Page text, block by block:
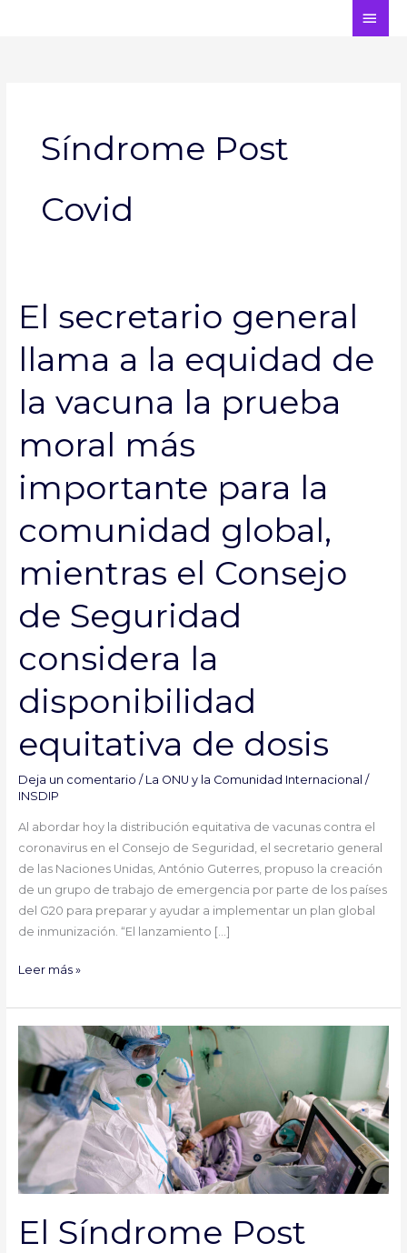
Síndrome Post
Covid
El secretario general
llama a la equidad de
la vacuna la prueba
moral más
importante para la
comunidad global,
mientras el Consejo
de Seguridad
considera la
disponibilidad
equitativa de dosis
Deja un comentario / La ONU y la Comunidad Internacional /
INSDIP
Al abordar hoy la distribución equitativa de vacunas contra el
coronavirus en el Consejo de Seguridad, el secretario general
de las Naciones Unidas, António Guterres, propuso la creación
de un grupo de trabajo de emergencia por parte de los países
del G20 para preparar y ayudar a implementar un plan global
de inmunización. “El lanzamiento […]
El
secretario
general
llama
a
la
vacuna
prueba
más
para
comunidad
mientras
Consejo
Seguridad
la
disponibilidad
equitativa
de
dosis
Leer más »
El Síndrome Post
Síndrome
Post
COVID
la
reinfección
son
realidad,
lo